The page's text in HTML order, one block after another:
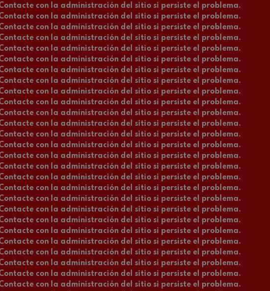
con la administración del sitio si persiste el problema.
con la administración del sitio si persiste el problema.
con la administración del sitio si persiste el problema.
con la administración del sitio si persiste el problema.
con la administración del sitio si persiste el problema.
con la administración del sitio si persiste el problema.
con la administración del sitio si persiste el problema.
con la administración del sitio si persiste el problema.
con la administración del sitio si persiste el problema.
con la administración del sitio si persiste el problema.
con la administración del sitio si persiste el problema.
con la administración del sitio si persiste el problema.
con la administración del sitio si persiste el problema.
con la administración del sitio si persiste el problema.
con la administración del sitio si persiste el problema.
con la administración del sitio si persiste el problema.
con la administración del sitio si persiste el problema.
con la administración del sitio si persiste el problema.
con la administración del sitio si persiste el problema.
con la administración del sitio si persiste el problema.
con la administración del sitio si persiste el problema.
con la administración del sitio si persiste el problema.
con la administración del sitio si persiste el problema.
con la administración del sitio si persiste el problema.
con la administración del sitio si persiste el problema.
con la administración del sitio si persiste el problema.
con la administración del sitio si persiste el problema.